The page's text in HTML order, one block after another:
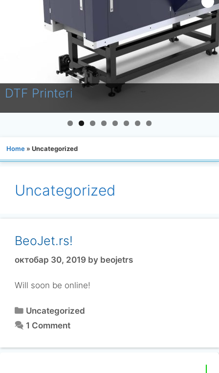
DTF Printeri
Home » Uncategorized
Uncategorized
BeoJet.rs!
октобар 30, 2019 by beojetrs
Will soon be online!
Categories
Uncategorized
1 Comment